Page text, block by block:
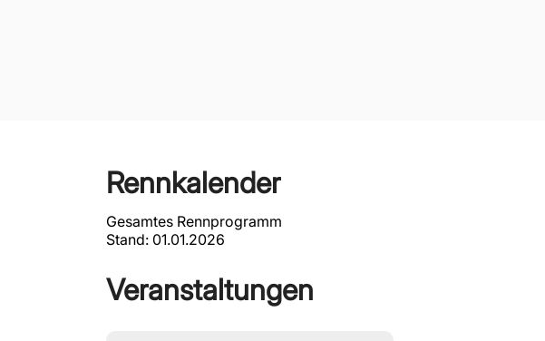
Rennkalender
Gesamtes Rennprogramm
Stand: 01.01.2026
Veranstaltungen